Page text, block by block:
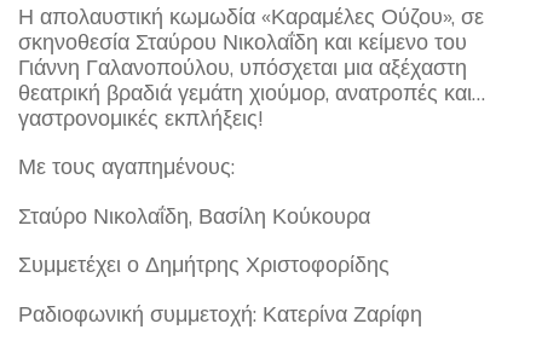
Η απολαυστική κωμωδία «Καραμέλες Ούζου», σε
σκηνοθεσία Σταύρου Νικολαΐδη και κείμενο του
Γιάννη Γαλανοπούλου, υπόσχεται μια αξέχαστη
θεατρική βραδιά γεμάτη χιούμορ, ανατροπές και…
γαστρονομικές εκπλήξεις!
Με τους αγαπημένους:
Σταύρο Νικολαΐδη, Βασίλη Κούκουρα
Συμμετέχει ο Δημήτρης Χριστοφορίδης
Ραδιοφωνική συμμετοχή: Κατερίνα Ζαρίφη